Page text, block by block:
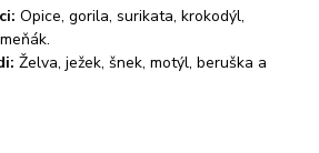
Opice, gorila, surikata, krokodýl,
Želva, ježek, šnek, motýl, beruška a